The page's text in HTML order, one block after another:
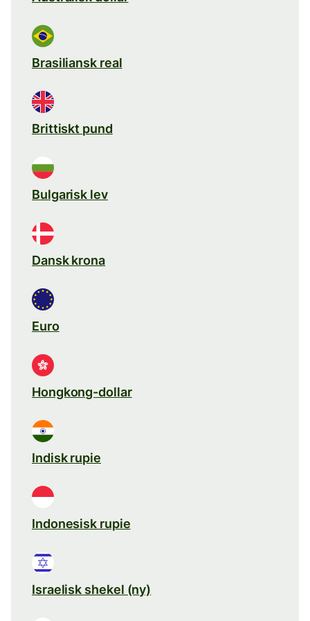
Brasiliansk real
Brittiskt pund
Bulgarisk lev
Dansk krona
Euro
Hongkong-dollar
Indisk rupie
Indonesisk rupie
Israelisk shekel (ny)